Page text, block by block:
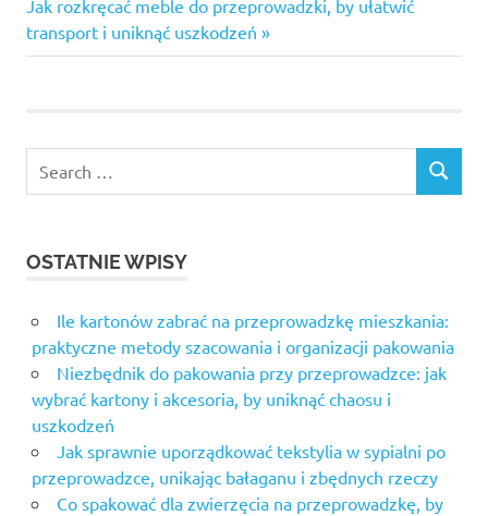
Next
Post:
Jak rozkręcać meble do przeprowadzki, by ułatwić
transport i uniknąć uszkodzeń
for:
SEARCH
OSTATNIE WPISY
Ile kartonów zabrać na przeprowadzkę mieszkania:
praktyczne metody szacowania i organizacji pakowania
Niezbędnik do pakowania przy przeprowadzce: jak
wybrać kartony i akcesoria, by uniknąć chaosu i
uszkodzeń
Jak sprawnie uporządkować tekstylia w sypialni po
przeprowadzce, unikając bałaganu i zbędnych rzeczy
Co spakować dla zwierzęcia na przeprowadzkę, by